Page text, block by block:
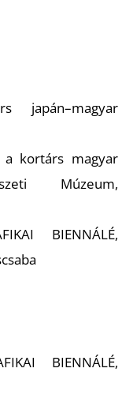
japán–magyar
kortárs magyar
Múzeum,
BIENNÁLÉ,
BIENNÁLÉ,